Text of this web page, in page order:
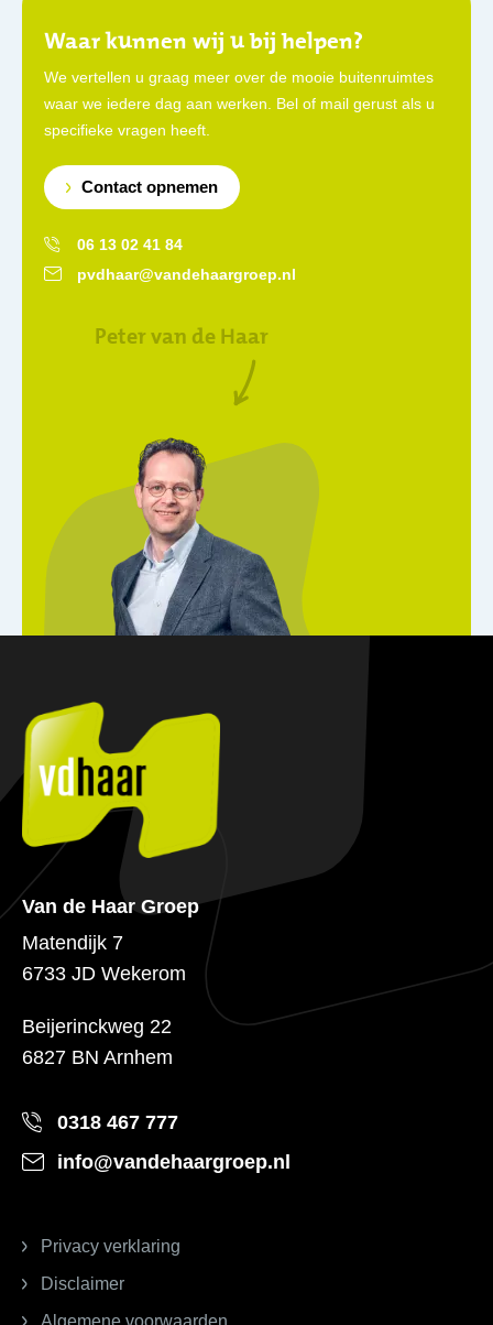
Waar kunnen wij u bij helpen?
We vertellen u graag meer over de mooie buitenruimtes
waar we iedere dag aan werken. Bel of mail gerust als u
specifieke vragen heeft.
Contact opnemen
06 13 02 41 84
pvdhaar@vandehaargroep.nl
Peter van de Haar
Van de Haar Groep
Matendijk 7
6733 JD Wekerom
Beijerinckweg 22
6827 BN Arnhem
0318 467 777
info@vandehaargroep.nl
Privacy verklaring
Disclaimer
Algemene voorwaarden